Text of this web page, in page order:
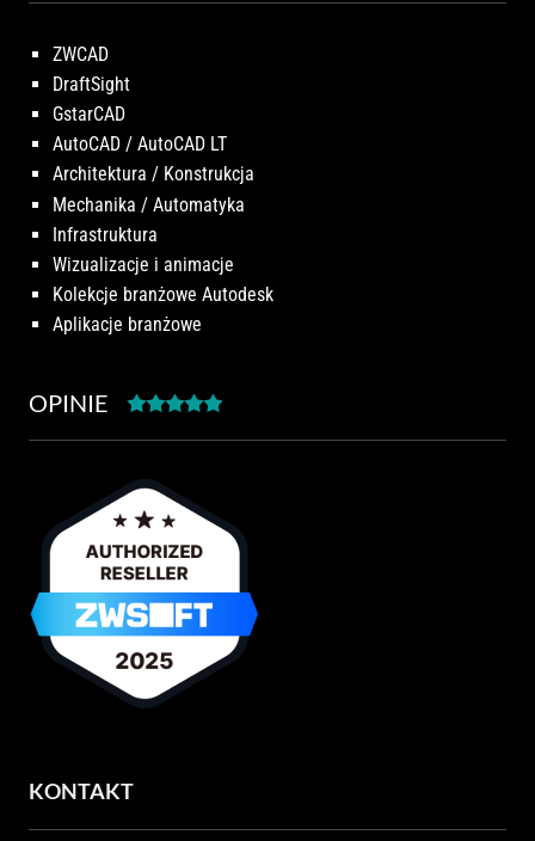
ZWCAD
DraftSight
GstarCAD
AutoCAD / AutoCAD LT
Architektura / Konstrukcja
Mechanika / Automatyka
Infrastruktura
Wizualizacje i animacje
Kolekcje branżowe Autodesk
Aplikacje branżowe
OPINIE
KONTAKT